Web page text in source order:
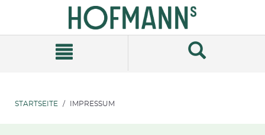
Navigationsmenü
STARTSEITE IMPRESSUM